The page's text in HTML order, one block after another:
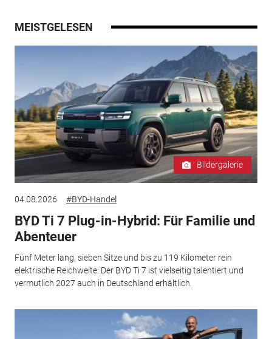
MEISTGELESEN
Bildergalerie
04.08.2026 #BYD-Handel
BYD Ti 7 Plug-in-Hybrid: Für Familie und
Abenteuer
Fünf Meter lang, sieben Sitze und bis zu 119 Kilometer rein
elektrische Reichweite: Der BYD Ti 7 ist vielseitig talentiert und
vermutlich 2027 auch in Deutschland erhältlich.